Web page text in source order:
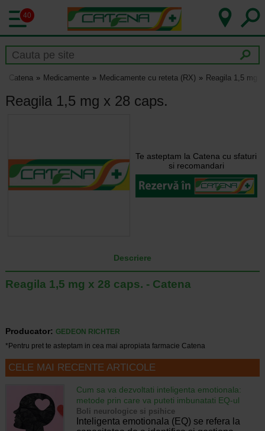
40
Catena Medicamente Medicamente cu reteta (RX) Reagila 1,5 mg
Reagila 1,5 mg x 28 caps.
Te asteptam la Catena cu sfaturi
si recomandari
Descriere
Reagila 1,5 mg x 28 caps. - Catena
Producator: GEDEON RICHTER
*Pentru pret te asteptam in cea mai apropiata farmacie Catena
CELE MAI RECENTE ARTICOLE
Cum sa va dezvoltati inteligenta emotionala:
metode prin care va puteti imbunatati EQ-ul
Boli neurologice si psihice
Inteligenta emotionala (EQ) se refera la